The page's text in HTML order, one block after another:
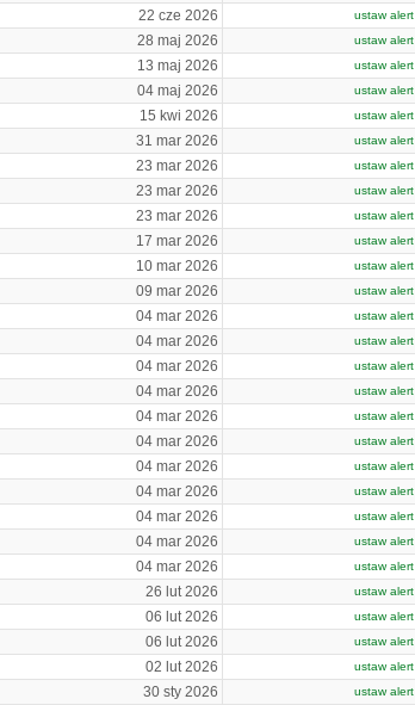
22 cze 2026 ustaw alert
28 maj 2026 ustaw alert
13 maj 2026 ustaw alert
04 maj 2026 ustaw alert
15 kwi 2026 ustaw alert
31 mar 2026 ustaw alert
23 mar 2026 ustaw alert
23 mar 2026 ustaw alert
23 mar 2026 ustaw alert
17 mar 2026 ustaw alert
10 mar 2026 ustaw alert
09 mar 2026 ustaw alert
04 mar 2026 ustaw alert
04 mar 2026 ustaw alert
04 mar 2026 ustaw alert
04 mar 2026 ustaw alert
04 mar 2026 ustaw alert
04 mar 2026 ustaw alert
04 mar 2026 ustaw alert
04 mar 2026 ustaw alert
04 mar 2026 ustaw alert
04 mar 2026 ustaw alert
04 mar 2026 ustaw alert
26 lut 2026 ustaw alert
06 lut 2026 ustaw alert
06 lut 2026 ustaw alert
02 lut 2026 ustaw alert
30 sty 2026 ustaw alert